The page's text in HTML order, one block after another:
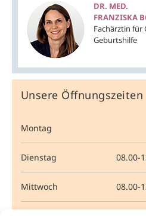
DR. MED.
FRANZISKA
Fachärztin für
Geburtshilfe
Unsere Öffnungszeiten
Montag
Dienstag 08.00-
Mittwoch 08.00-